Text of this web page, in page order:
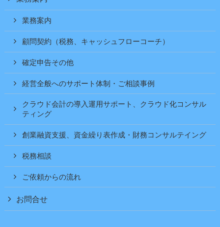
業務案内
顧問契約（税務、キャッシュフローコーチ）
確定申告その他
経営全般へのサポート体制・ご相談事例
クラウド会計の導入運用サポート、クラウド化コンサル
ティング
創業融資支援、資金繰り表作成・財務コンサルテイング
税務相談
ご依頼からの流れ
お問合せ